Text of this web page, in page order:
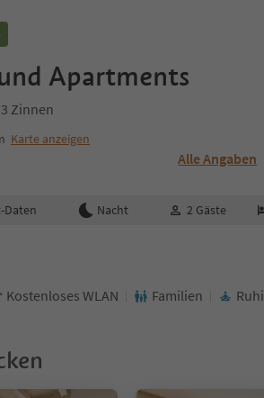
Apartments
Zinnen
Karte anzeigen
Alle Angaben
Daten Nacht 2 Gäste
Kostenloses WLAN Familien